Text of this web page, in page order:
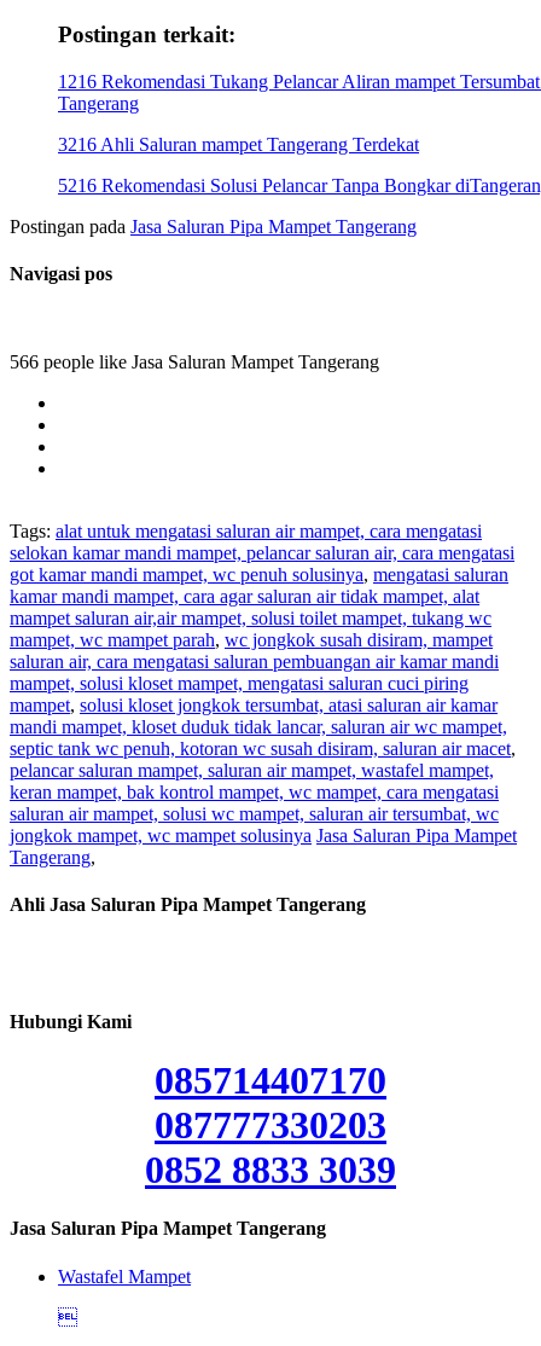
Postingan terkait:
1216 Rekomendasi Tukang Pelancar Aliran mampet
Tangerang
3216 Ahli Saluran mampet Tangerang Terdekat
5216 Rekomendasi Solusi Pelancar Tanpa Bongkar
Postingan pada Jasa Saluran Pipa Mampet Tangerang
Navigasi pos
566 people like Jasa Saluran Mampet Tangerang
Tags: alat untuk mengatasi saluran air mampet, cara mengatasi
selokan kamar mandi mampet, pelancar saluran air, cara mengatasi
got kamar mandi mampet, wc penuh solusinya, mengatasi saluran
kamar mandi mampet, cara agar saluran air tidak mampet, alat
mampet saluran air,air mampet, solusi toilet mampet, tukang wc
mampet, wc mampet parah, wc jongkok susah disiram, mampet
saluran air, cara mengatasi saluran pembuangan air kamar mandi
mampet, solusi kloset mampet, mengatasi saluran cuci piring
mampet, solusi kloset jongkok tersumbat, atasi saluran air kamar
mandi mampet, kloset duduk tidak lancar, saluran air wc mampet,
septic tank wc penuh, kotoran wc susah disiram, saluran air macet,
pelancar saluran mampet, saluran air mampet, wastafel mampet,
keran mampet, bak kontrol mampet, wc mampet, cara mengatasi
saluran air mampet, solusi wc mampet, saluran air tersumbat, wc
jongkok mampet, wc mampet solusinya Jasa Saluran Pipa Mampet
Tangerang,
Ahli Jasa Saluran Pipa Mampet Tangerang
Hubungi Kami
085714407170
087777330203
0852 8833 3039
Jasa Saluran Pipa Mampet Tangerang
Wastafel Mampet
